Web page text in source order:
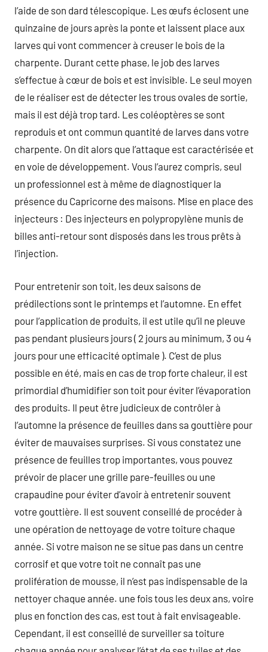
l’aide de son dard télescopique. Les œufs éclosent une
quinzaine de jours après la ponte et laissent place aux
larves qui vont commencer à creuser le bois de la
charpente. Durant cette phase, le job des larves
s’effectue à cœur de bois et est invisible. Le seul moyen
de le réaliser est de détecter les trous ovales de sortie,
mais il est déjà trop tard. Les coléoptères se sont
reproduis et ont commun quantité de larves dans votre
charpente. On dit alors que l’attaque est caractérisée et
en voie de développement. Vous l’aurez compris, seul
un professionnel est à même de diagnostiquer la
présence du Capricorne des maisons. Mise en place des
injecteurs : Des injecteurs en polypropylène munis de
billes anti-retour sont disposés dans les trous prêts à
l’injection.
Pour entretenir son toit, les deux saisons de
prédilections sont le printemps et l’automne. En effet
pour l’application de produits, il est utile qu’il ne pleuve
pas pendant plusieurs jours ( 2 jours au minimum, 3 ou 4
jours pour une efficacité optimale ). C’est de plus
possible en été, mais en cas de trop forte chaleur, il est
primordial d’humidifier son toit pour éviter l’évaporation
des produits. Il peut être judicieux de contrôler à
l’automne la présence de feuilles dans sa gouttière pour
éviter de mauvaises surprises. Si vous constatez une
présence de feuilles trop importantes, vous pouvez
prévoir de placer une grille pare-feuilles ou une
crapaudine pour éviter d’avoir à entretenir souvent
votre gouttière. Il est souvent conseillé de procéder à
une opération de nettoyage de votre toiture chaque
année. Si votre maison ne se situe pas dans un centre
corrosif et que votre toit ne connaît pas une
prolifération de mousse, il n’est pas indispensable de la
nettoyer chaque année. une fois tous les deux ans, voire
plus en fonction des cas, est tout à fait envisageable.
Cependant, il est conseillé de surveiller sa toiture